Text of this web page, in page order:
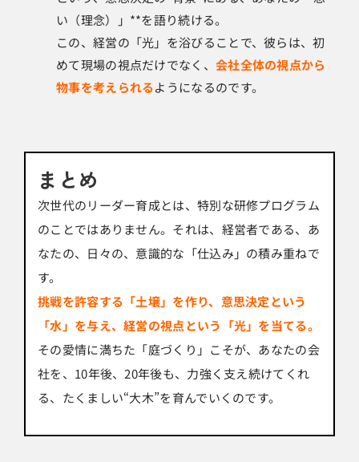
い（理念）」**を語り続ける。
この、経営の「光」を浴びることで、彼らは、初
めて現場の視点だけでなく、 会社全体の視点から
物事を考えられるようになるのです。
まとめ
次世代のリーダー育成とは、特別な研修プログラム
のことではありません。それは、経営者である、あ
なたの、日々の、意識的な「仕込み」の積み重ねで
す。
挑戦を許容する「土壌」を作り、意思決定という
「水」を与え、経営の視点という「光」を当てる。
その愛情に満ちた「庭づくり」こそが、あなたの会
社を、10年後、20年後も、力強く支え続けてくれ
る、たくましい“大木”を育んでいくのです。